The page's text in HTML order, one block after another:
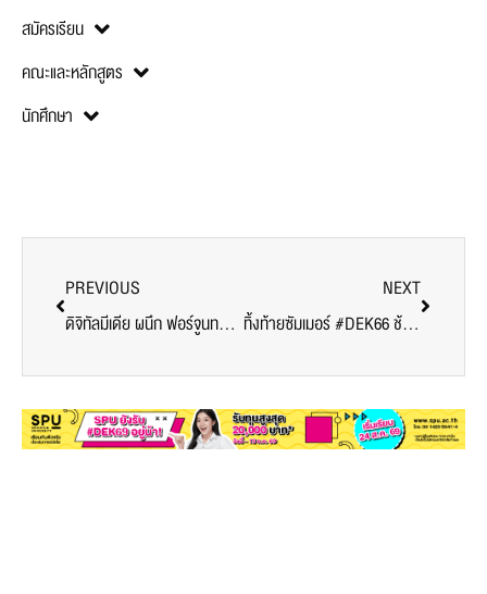
สมัครเรียน
คณะและหลักสูตร
นักศึกษา
PREVIOUS
ดิจิทัลมีเดีย ผนึก ฟอร์จูนทาวน์ จัดงาน POP OF JAPAN ครั้งที่ 8 ให้นักศึกษาโชว์ผลงานศิลป์
NEXT
ทิ้งท้ายซัมเมอร์ #DEK66 ช้าไม่ได้ รับทุน SPU โควตาสูงสุด 15,000 บาท*